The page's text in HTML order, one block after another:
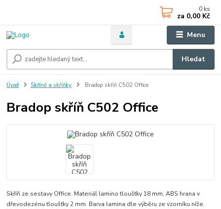
Menu
Hledat
0 ks
za 0,00 Kč
Úvod Skříně a skříňky Bradop skříň C502 Office
Bradop skříň C502 Office
Skříň ze sestavy Office. Materiál lamino tloušťky 18 mm, ABS hrana v
dřevodezénu tloušťky 2 mm. Barva lamina dle výběru ze vzorníku níže.